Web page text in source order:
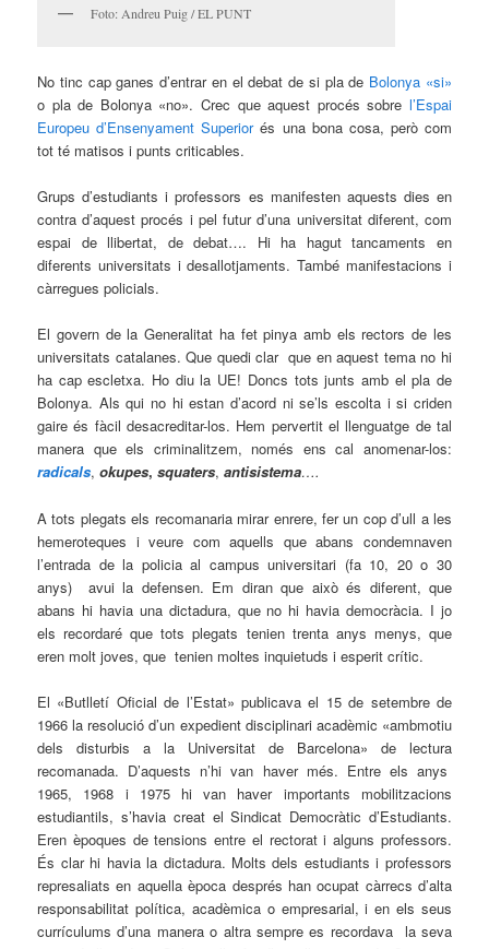
Foto: Andreu Puig / EL PUNT
No tinc cap ganes d’entrar en el debat de si pla de Bolonya «si»
o pla de Bolonya «no». Crec que aquest procés sobre l’Espai
Europeu d’Ensenyament Superiorés una bona cosa, però com
tot té matisos i punts criticables.
Grups d’estudiants i professors es manifesten aquests dies en
contra d’aquest procés i pel futur d’una universitat diferent, com
espai de llibertat, de debat…. Hi ha hagut tancaments en
diferents universitats i desallotjaments. També manifestacions i
càrregues policials.
El govern de la Generalitat ha fet pinya amb els rectors de les
universitats catalanes. Que quedi clar que en aquest tema no hi
ha cap escletxa. Ho diu la UE! Doncs tots junts amb el pla de
Bolonya. Als qui no hi estan d’acord ni se’ls escolta i si criden
gaire és fàcil desacreditar-los. Hem pervertit el llenguatge de tal
manera que els criminalitzem, només ens cal anomenar-los:
radicals,okupes, squaters,antisistema….
A tots plegats els recomanaria mirar enrere, fer un cop d’ull a les
hemeroteques i veure com aquells que abans condemnaven
l’entrada de la policia al campus universitari (fa 10, 20 o 30
anys) avui la defensen. Em diran que això és diferent, que
abans hi havia una dictadura, que no hi havia democràcia. I jo
els recordaré que tots plegats tenien trenta anys menys, que
eren molt joves, que tenien moltes inquietuds i esperit crític.
El «Butlletí Oficial de l’Estat» publicava el 15 de setembre de
1966 la resolució d’un expedient disciplinari acadèmic «ambmotiu
dels disturbis a la Universitat de Barcelona» de lectura
recomanada. D’aquests n’hi van haver més. Entre els anys
1965, 1968 i 1975 hi van haver importants mobilitzacions
estudiantils, s’havia creat el Sindicat Democràtic d’Estudiants.
Eren èpoques de tensions entre el rectorat i alguns professors.
És clar hi havia la dictadura. Molts dels estudiants i professors
represaliats en aquella època després han ocupat càrrecs d’alta
responsabilitat política, acadèmica o empresarial, i en els seus
currículums d’una manera o altra sempre es recordava la seva